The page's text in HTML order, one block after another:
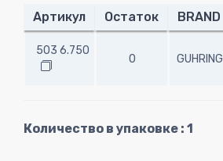
Артикул Остаток BRAND
503 6.750
0 GUHRING
Количество в упаковке : 1